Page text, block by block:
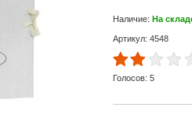
Наличие: На
Артикул: 4548
Голосов: 5